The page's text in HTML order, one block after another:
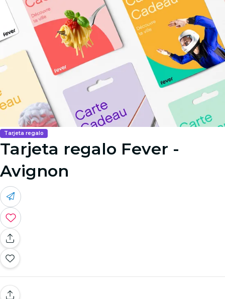
Tarjeta regalo
Tarjeta regalo Fever -
Avignon